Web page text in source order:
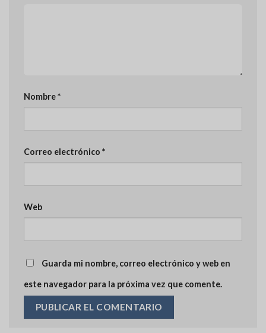
Nombre*
Correo electrónico *
Web
Guarda mi nombre, correo electrónico y web en
este navegador para la próxima vez que comente.